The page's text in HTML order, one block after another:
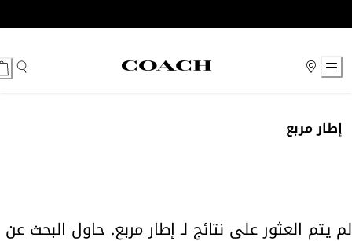
to
إطار مربع
لم يتم العثور على نتائج لـ إطار مربع. حاول البحث عن